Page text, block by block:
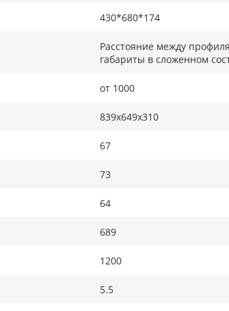
430*680*174
Расстояние между
габариты в сложенном
от 1000
839x649x310
67
73
64
689
1200
5.5